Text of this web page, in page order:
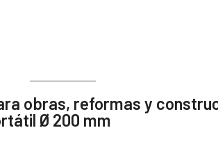
obras, reformas y
Ø 200 mm